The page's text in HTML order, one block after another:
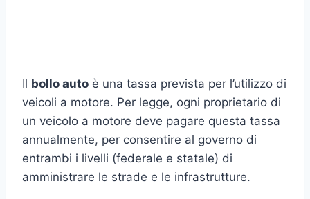
Il bollo auto è una tassa prevista per l’utilizzo di
veicoli a motore. Per legge, ogni proprietario di
un veicolo a motore deve pagare questa tassa
annualmente, per consentire al governo di
entrambi i livelli (federale e statale) di
amministrare le strade e le infrastrutture.